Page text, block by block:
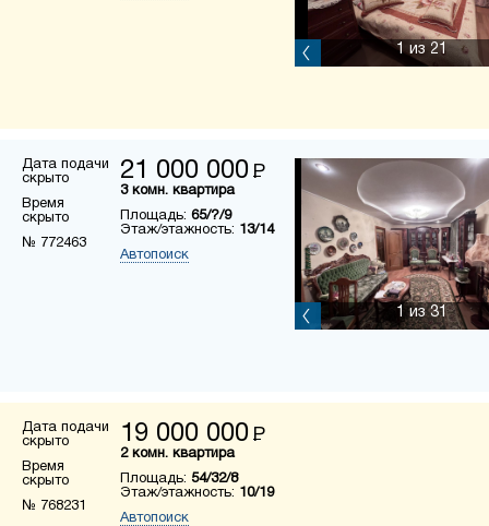
1из 21
Дата подачи
скрыто
Время
скрыто
№ 772463
21 000 000 Р
3 комн. квартира
Площадь: 65/?/9
Этаж/этажность: 13/14
Автопоиск
1 из 31
Дата подачи
скрыто
Время
скрыто
№ 768231
19 000 000 Р
2 комн. квартира
Площадь: 54/32/8
Этаж/этажность: 10/19
Автопоиск